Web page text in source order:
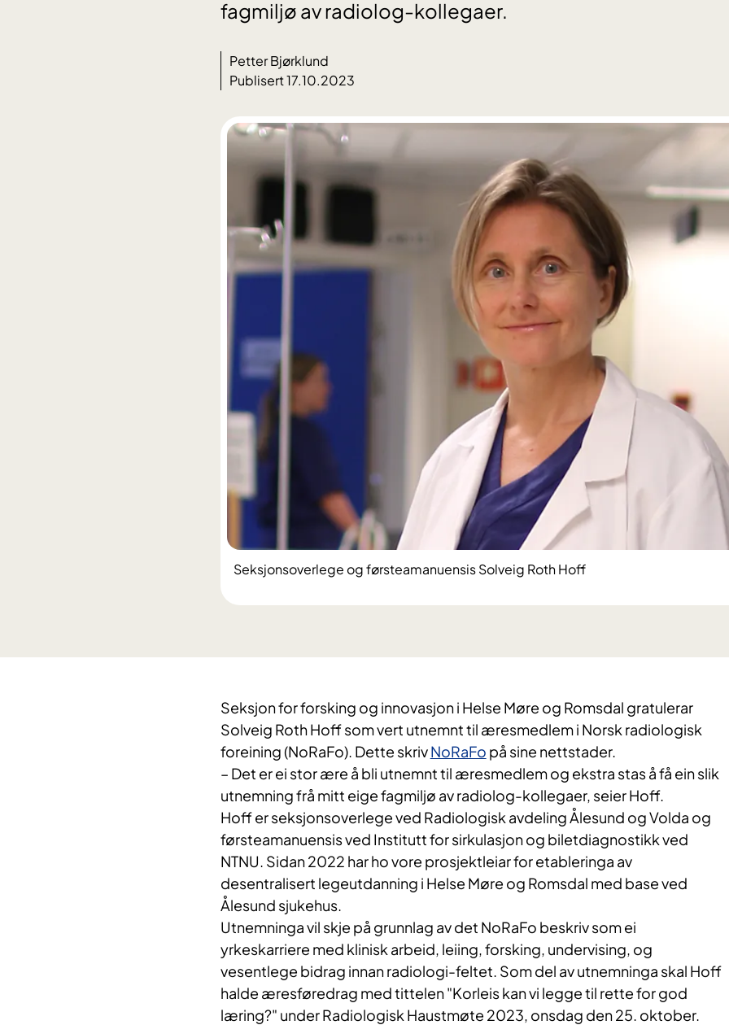
fagmiljø av radiolog-kollegaer.
Petter Bjørklund
Publisert 17.10.2023
Seksjonsoverlege og førsteamanuensis Solveig Roth Hoff
​Seksjon for forsking og innovasjon i Helse Møre og Romsdal gratulerar
Solveig Roth Hoff som vert utnemnt til æresmedlem i Norsk radiologisk
foreining (NoRaFo). Dette skrivNoRaFo på sine nettstader.​
– Det er ei stor ære å bli utnemnt til æresmedlem og ekstra stas å få ein slik
utnemning frå mitt eige fagmiljø av radiolog-kollegaer, seier Hoff.​
Hoff er seksjonsoverlege ved Radiologisk avdeling Ålesund og Volda og
førsteamanuensis ved Institutt for sirkulasjon og biletdiagnostikk ved
NTNU. Sidan 2022 har ho vore prosjektleiar for etableringa av
desentralisert legeutdanning i Helse Møre og Romsdal med base ved
Ålesund sjukehus.
Utnemninga vil skje ​på grunnlag av det NoRaFo beskriv som ei
yrkeskarriere med klinisk arbeid, leiing, forsking, undervising, og
vesentlege bidrag innan radiologi-feltet. Som del av utnemninga skal Hoff
halde æresføredrag med tittelen "Korleis kan vi legge til rette for god
læring?" under Radiologisk Haustmøte 2023, onsdag den 25. oktober.